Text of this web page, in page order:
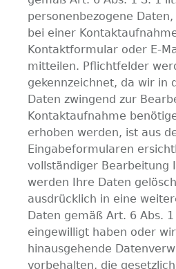
personenbezogene
bei einer
Kontaktformular oder E-
mitteilen. Pflichtfelder
gekennzeichnet, da wir in
Daten zwingend zur
Kontaktaufnahme
erhoben werden, ist aus
Eingabeformularen
vollständiger Bearbeitung
werden Ihre Daten
ausdrücklich in eine
Daten gemäß Art. 6 Abs. 1
eingewilligt haben oder
hinausgehende
vorbehalten, die